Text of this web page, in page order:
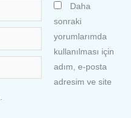
Daha
sonraki
yorumlarımda
kullanılması için
adım, e-posta
adresim ve site